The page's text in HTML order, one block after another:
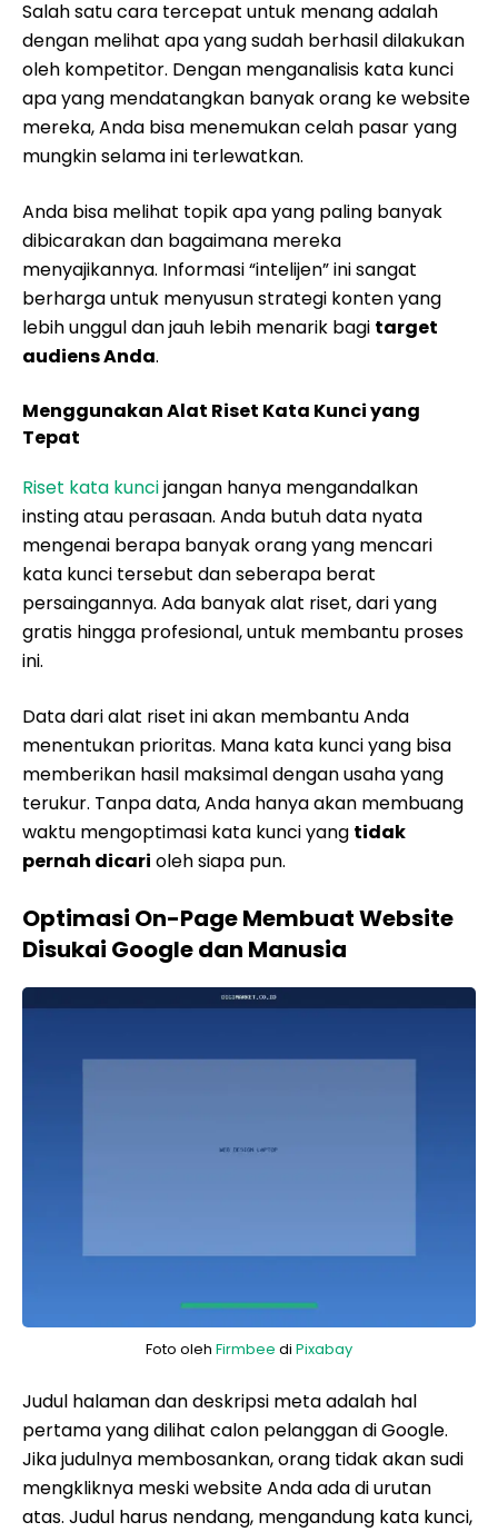
Salah satu cara tercepat untuk menang adalah
dengan melihat apa yang sudah berhasil dilakukan
oleh kompetitor. Dengan menganalisis kata kunci
apa yang mendatangkan banyak orang ke website
mereka, Anda bisa menemukan celah pasar yang
mungkin selama ini terlewatkan.
Anda bisa melihat topik apa yang paling banyak
dibicarakan dan bagaimana mereka
menyajikannya. Informasi “intelijen” ini sangat
berharga untuk menyusun strategi konten yang
lebih unggul dan jauh lebih menarik bagi target
audiens Anda.
Menggunakan Alat Riset Kata Kunci yang
Tepat
Riset kata kuncijangan hanya mengandalkan
insting atau perasaan. Anda butuh data nyata
mengenai berapa banyak orang yang mencari
kata kunci tersebut dan seberapa berat
persaingannya. Ada banyak alat riset, dari yang
gratis hingga profesional, untuk membantu proses
ini.
Data dari alat riset ini akan membantu Anda
menentukan prioritas. Mana kata kunci yang bisa
memberikan hasil maksimal dengan usaha yang
terukur. Tanpa data, Anda hanya akan membuang
waktu mengoptimasi kata kunci yang tidak
pernah dicari oleh siapa pun.
Optimasi On-Page Membuat Website
Disukai Google dan Manusia
Foto oleh Firmbee di Pixabay
Judul halaman dan deskripsi meta adalah hal
pertama yang dilihat calon pelanggan di Google.
Jika judulnya membosankan, orang tidak akan sudi
mengkliknya meski website Anda ada di urutan
atas. Judul harus nendang, mengandung kata kunci,